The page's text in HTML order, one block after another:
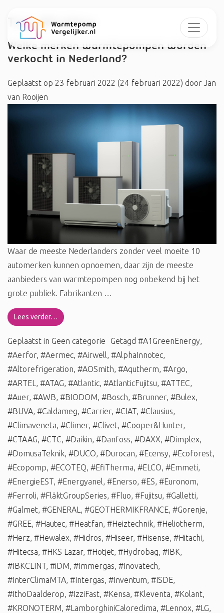
Tag:#Fujitsu
Welke merken warmtepompen worden
verkocht in Nederland?
Geplaatst op 23 februari 2022 (24 februari 2022) door Jan
van Rooijen
Waar de meeste Nederlanders zonder veel moeite 10
automerken kunnen opnoemen, daar zijn de meeste
aanbieders van warmtepompen nog onbekend bij het
grote publiek. Fabrikanten …
Lees verder…
Geplaatst in Geen categorie Getagd #A1GreenEnergy,
#Aerfor, #Aermec, #Airwell, #AlphaInnotec,
#Altorefrigeration, #AOSmith, #Aqutherm, #Argo,
#ARTEL , #ATAG, #Atlantic, #AtlanticFujitsu, #ATTEC,
#Auer, #AWB, #BIODOM, #Bosch, #Brunner, #Bulex,
#BUVA, #Caldameg, #Carrier, #CIAT, #Clausius,
#Climaveneta, #Climer, #Clivet, #Cooper&Hunter,
#CTAAG, #CTC, #Daikin, #Danfoss, #DAXX, #Dimplex,
#DomusaTeknik, #DUCO, #Durocan, #Ecensy, #Ecoforest,
#Ecopomp, #ECOTEQ, #EfiTherma, #ELCO, #Emmeti,
#EnergieEST, #Energyanel, #Enerso, #ES, #Euronom,
#Ferroli, #FläktGroupSeries, #Fluo, #Fujitsu, #Galletti,
#Galmet, #GENERAL , #GEOTHERMIKFRANCE, #Gorenje,
#GREE, #Hautec, #Heatfan, #Heiztechnik, #Heliotherm,
#Herz, #Hewalex, #Hidros, #Hiseer, #Hisense, #Hitachi,
#Hitecsa, #HKS Lazar, #Hotjet, #Hydrobag, #IBK,
#IBKCLINT, #iDM, #Immergas, #Inovatech,
#InterClimaMTA, #Intergas, #Inventum, #ISDE,
#IthoDaalderop, #IzziFast, #Kensa, #Kleventa, #Kolant,
#KRONOTERM, #LamborghiniCaloreclima, #Lennox, #LG,